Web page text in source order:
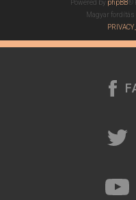
Powered by phpBB®
Magyar fordítás